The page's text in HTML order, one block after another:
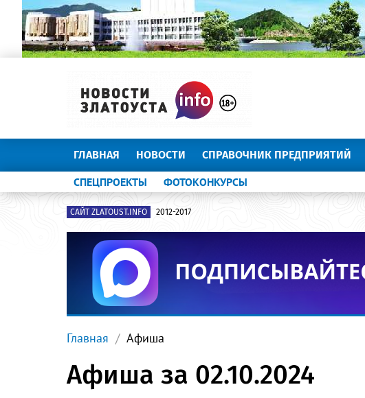
ГЛАВНАЯ НОВОСТИ СПРАВОЧНИК ПРЕДПРИЯТИЙ
СПЕЦПРОЕКТЫ ФОТОКОНКУРСЫ
САЙТ ZLATOUST.INFO 2012-2017
Главная Афиша
Афиша за 02.10.2024